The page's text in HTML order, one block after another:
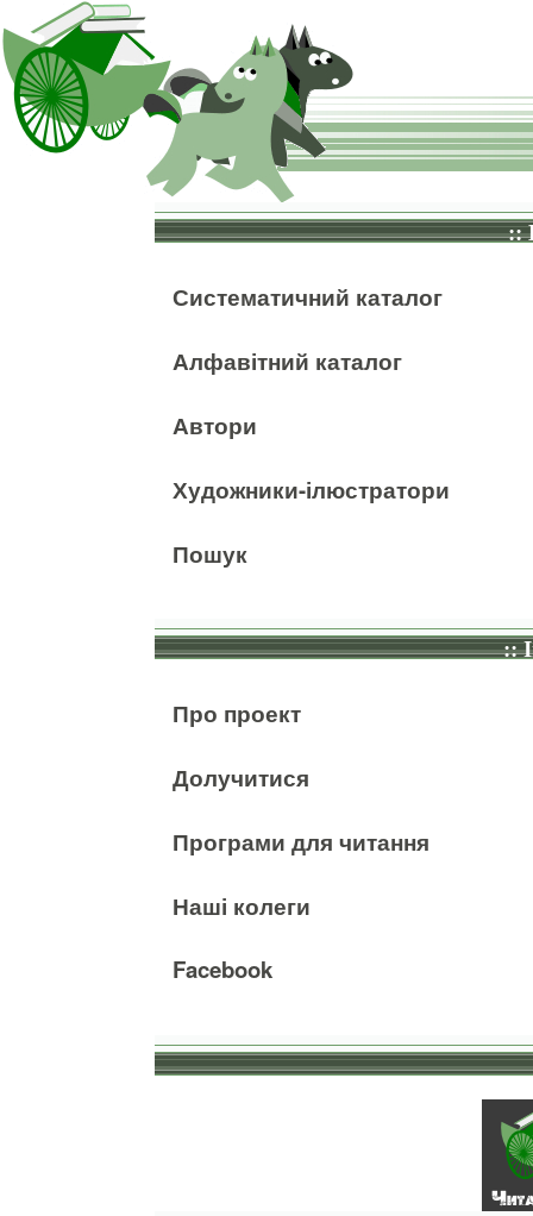
::
Систематичний каталог
Алфавітний каталог
Автори
Художники-ілюстратори
Пошук
::
Про проект
Долучитися
Програми для читання
Наші колеги
Facebook